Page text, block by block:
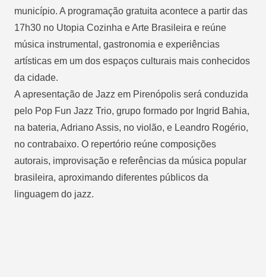
município. A programação gratuita acontece a partir das
17h30 no Utopia Cozinha e Arte Brasileira e reúne
música instrumental, gastronomia e experiências
artísticas em um dos espaços culturais mais conhecidos
da cidade.
A apresentação de Jazz em Pirenópolis será conduzida
pelo Pop Fun Jazz Trio, grupo formado por Ingrid Bahia,
na bateria, Adriano Assis, no violão, e Leandro Rogério,
no contrabaixo. O repertório reúne composições
autorais, improvisação e referências da música popular
brasileira, aproximando diferentes públicos da
linguagem do jazz.